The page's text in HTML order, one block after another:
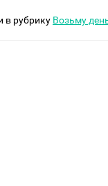
в рубрику Возьму